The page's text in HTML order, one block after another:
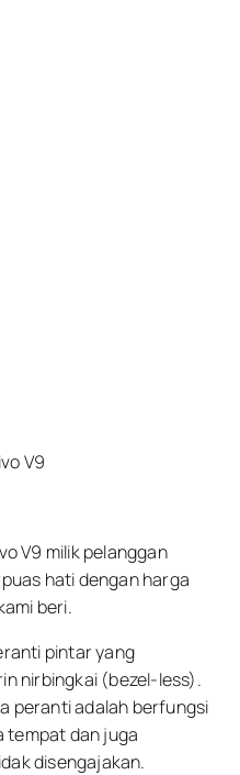
V9
V9 milik pelanggan
hati dengan harga
beri.
pintar yang
nirbingkai (bezel-less).
peranti adalah berfungsi
tempat dan juga
disengajakan.